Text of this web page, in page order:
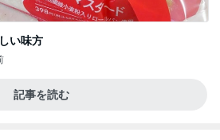
い味方
記事を読む